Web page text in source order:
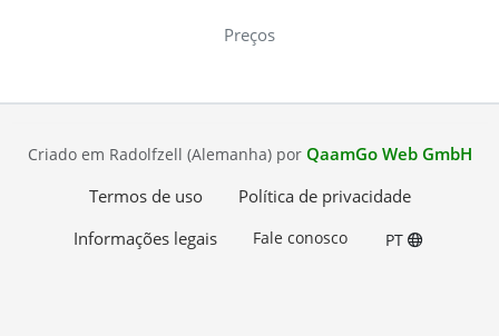
Preços
Criado em Radolfzell (Alemanha) por QaamGo Web GmbH
Termos de uso
Política de privacidade
Informações legais
Fale conosco PT